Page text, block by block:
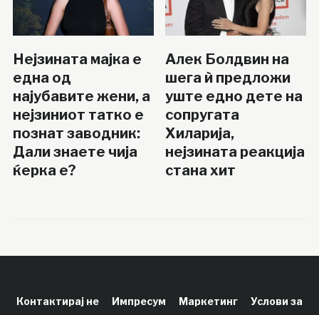
Нејзината мајка е
една од
најубавите жени, а
нејзиниот татко е
познат заводник:
Дали знаете чија
ќерка е?
Алек Болдвин на
шега ѝ предложи
уште едно дете на
сопругата
Хиларија,
нејзината реакција
стана хит
Контактирај не Импресум Маркетинг
Услови за